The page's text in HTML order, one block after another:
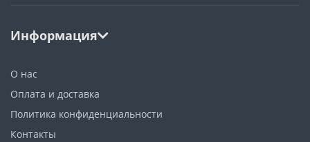
Информация
О нас
Оплата и доставка
Политика конфиденциальности
Контакты